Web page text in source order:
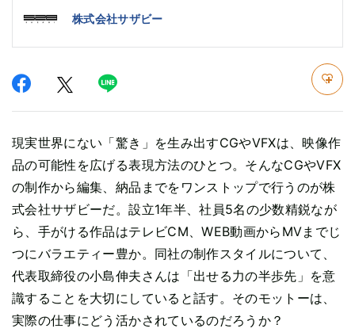
株式会社サザビー
現実世界にない「驚き」を生み出すCGやVFXは、映像作
品の可能性を広げる表現方法のひとつ。そんなCGやVFX
の制作から編集、納品までをワンストップで行うのが株
式会社サザビーだ。設立1年半、社員5名の少数精鋭なが
ら、手がける作品はテレビCM、WEB動画からMVまでじ
つにバラエティー豊か。同社の制作スタイルについて、
代表取締役の小島伸夫さんは「出せる力の半歩先」を意
識することを大切にしていると話す。そのモットーは、
実際の仕事にどう活かされているのだろうか？